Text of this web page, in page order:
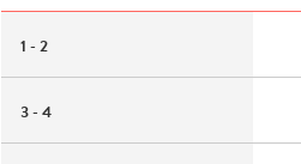
1 - 2
3 - 4